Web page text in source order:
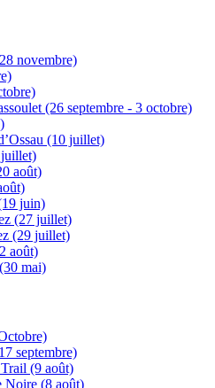
novembre)
(26 septembre - 3 octobre)
(10 juillet)
août)
juin)
(27 juillet)
(29 juillet)
août)
mai)
septembre)
(9 août)
Noire (8 août)